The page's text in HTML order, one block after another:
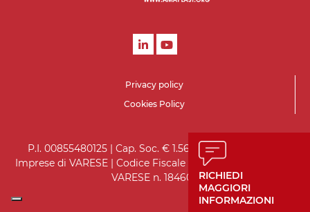
RICHIEDI
MAGGIORI
INFORMAZIONI
Privacy policy
Cookies Policy
P.I. 00855480125 | Cap. Soc. € 1.560.000 i.v. | Registro
Imprese di VARESE | Codice Fiscale 05970930151 | R.E.A. di
VARESE n. 184602